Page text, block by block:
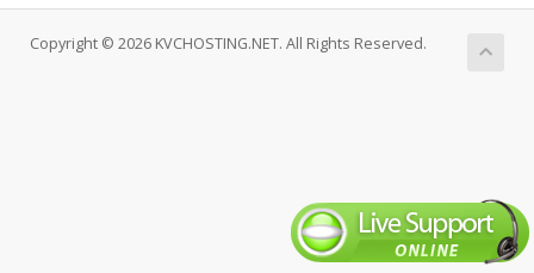
Copyright © 2026 KVCHOSTING.NET. All Rights Reserved.